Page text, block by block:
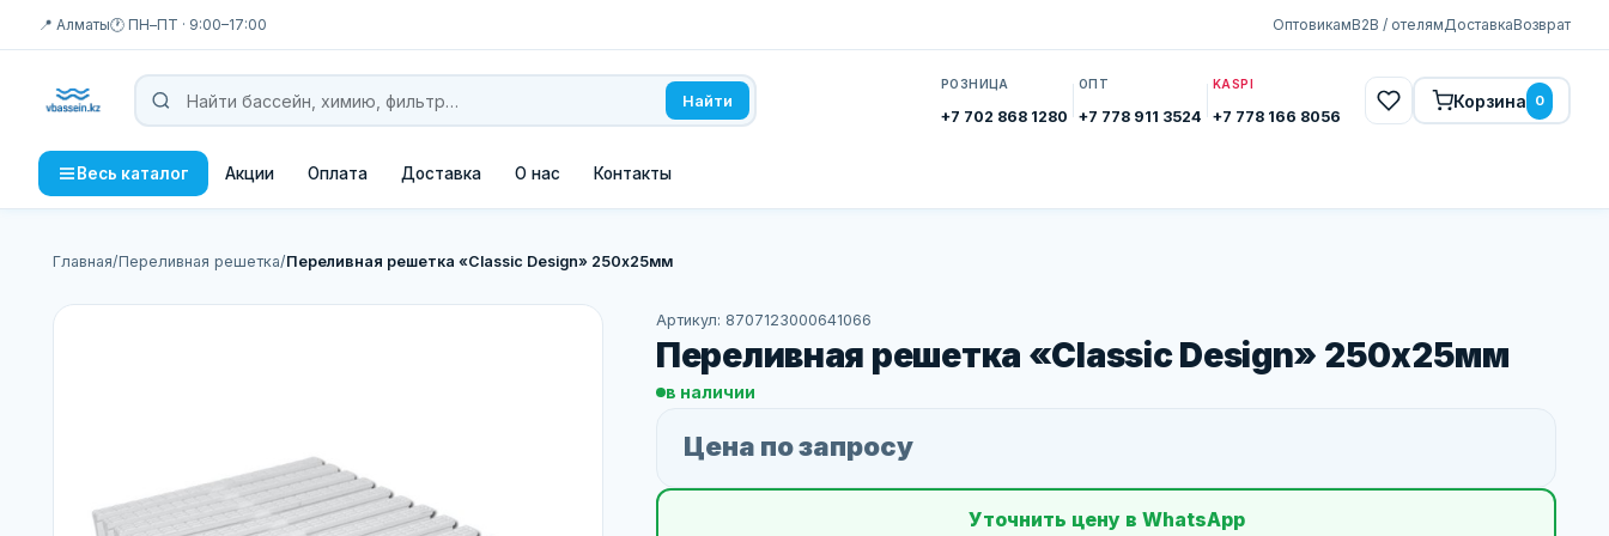
📍 Алматы🕐 ПН–ПТ · 9:00–17:00 ОптовикамB2B / отелямДоставкаВозврат
Найти
РОЗНИЦА
+7 702 868 1280
ОПТ
+7 778 911 3524
KASPI
+7 778 166 8056
Корзина 0
Весь каталог Акции Оплата Доставка О нас Контакты
Главная/Переливная решетка/Переливная решетка «Classic Design» 250х25мм
Артикул: 8707123000641066
Переливная решетка «Classic Design» 250х25мм
в наличии
Цена по запросу
Уточнить цену в WhatsApp